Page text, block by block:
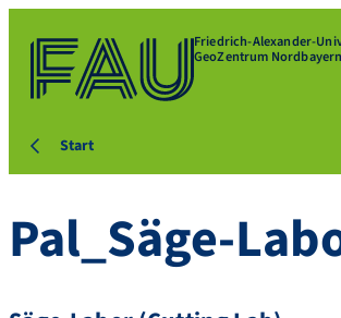
Friedrich-Alexander-
GeoZentrum
Start
Pal_Säge-